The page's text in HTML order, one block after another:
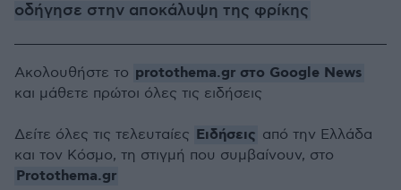
οδήγησε στην αποκάλυψη της φρίκης
Ακολουθήστε το protothema.gr στο Google News
και μάθετε πρώτοι όλες τις ειδήσεις
Δείτε όλες τις τελευταίες Ειδήσεις από την Ελλάδα
και τον Κόσμο, τη στιγμή που συμβαίνουν, στο
Protothema.gr